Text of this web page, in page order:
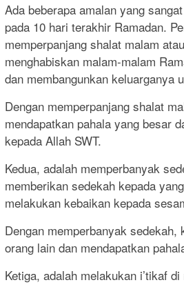
Ada beberapa amalan yang
pada 10 hari terakhir Ramadan.
memperpanjang shalat malam
menghabiskan malam-malam
dan membangunkan keluarganya
Dengan memperpanjang shalat
mendapatkan pahala yang besar
kepada Allah SWT.
Kedua, adalah memperbanyak
memberikan sedekah kepada
melakukan kebaikan kepada
Dengan memperbanyak sedekah,
orang lain dan mendapatkan
Ketiga, adalah melakukan i’tikaf